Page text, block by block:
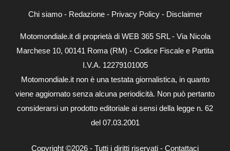
Chi siamo- Redazione- Privacy Policy- Disclaimer
Motomondiale.it di proprietà di WEB 365 SRL - Via Nicola
Marchese 10, 00141 Roma (RM) - Codice Fiscale e Partita
I.V.A. 12279101005
Motomondiale.it non è una testata giornalistica, in quanto
viene aggiornato senza alcuna periodicità. Non può pertanto
considerarsi un prodotto editoriale ai sensi della legge n. 62
del 07.03.2001
Copyright ©2026 - Tutti i diritti riservati - Contattaci